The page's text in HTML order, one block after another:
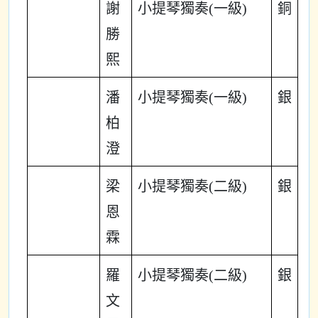
謝
勝
熙
小提琴獨奏(一級) 銅
潘
柏
澄
小提琴獨奏(一級) 銀
梁
恩
霖
小提琴獨奏(二級) 銀
羅
文
小提琴獨奏(二級) 銀